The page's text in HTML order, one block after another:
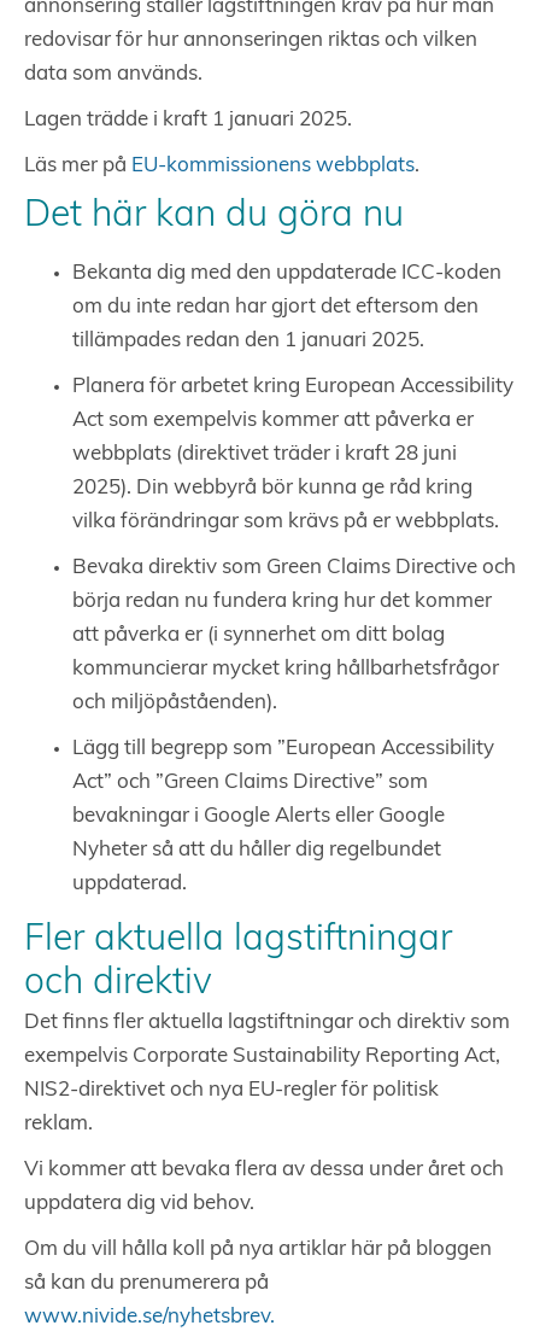
annonsering ställer lagstiftningen krav på hur man
redovisar för hur annonseringen riktas och vilken
data som används.
Lagen trädde i kraft 1 januari 2025.
Läs mer på EU-kommissionens webbplats.
Det här kan du göra nu
Bekanta dig med den uppdaterade ICC-koden
om du inte redan har gjort det eftersom den
tillämpades redan den 1 januari 2025.
Planera för arbetet kring European Accessibility
Act som exempelvis kommer att påverka er
webbplats (direktivet träder i kraft 28 juni
2025). Din webbyrå bör kunna ge råd kring
vilka förändringar som krävs på er webbplats.
Bevaka direktiv som Green Claims Directive och
börja redan nu fundera kring hur det kommer
att påverka er (i synnerhet om ditt bolag
kommuncierar mycket kring hållbarhetsfrågor
och miljöpåståenden).
Lägg till begrepp som ”European Accessibility
Act” och ”Green Claims Directive” som
bevakningar i Google Alerts eller Google
Nyheter så att du håller dig regelbundet
uppdaterad.
Fler aktuella lagstiftningar
och direktiv
Det finns fler aktuella lagstiftningar och direktiv som
exempelvis Corporate Sustainability Reporting Act,
NIS2-direktivet och nya EU-regler för politisk
reklam.
Vi kommer att bevaka flera av dessa under året och
uppdatera dig vid behov.
Om du vill hålla koll på nya artiklar här på bloggen
så kan du prenumerera på
www.nivide.se/nyhetsbrev.